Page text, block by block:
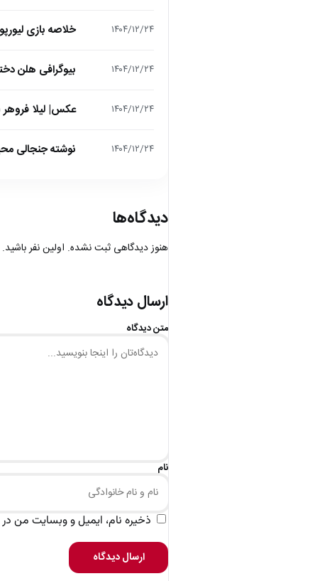
۱۴۰۴/۱۲/۲۴ خلاصه بازی لیورپول 1 – تاتنهام 1 (لیگ برتر
۱۴۰۴/۱۲/۲۴ بیوگرافی هلن
۱۴۰۴/۱۲/۲۴ عکس| لیلا
۱۴۰۴/۱۲/۲۴ نوشته جنجالی
دیدگاه‌ها
هنوز دیدگاهی ثبت نشده. اولین نفر باشید.
ارسال دیدگاه
متن دیدگاه
نام
ذخیره نام، ایمیل و وبسایت من در
ارسال دیدگاه